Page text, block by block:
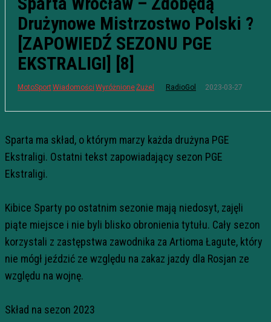
Drużynowe Mistrzostwo Polski ?
[ZAPOWIEDŹ SEZONU PGE
EKSTRALIGI] [8]
MotoSportWiadomości WyróżnioneŻużel RadioGol 2023-03-27
Sparta ma skład, o którym marzy każda drużyna PGE
Ekstraligi. Ostatni tekst zapowiadający sezon PGE
Ekstraligi.
Kibice Sparty po ostatnim sezonie mają niedosyt, zajęli
piąte miejsce i nie byli blisko obronienia tytułu. Cały sezon
korzystali z zastępstwa zawodnika za Artioma Łagute, który
nie mógł jeździć ze względu na zakaz jazdy dla Rosjan ze
względu na wojnę.
Skład na sezon 2023